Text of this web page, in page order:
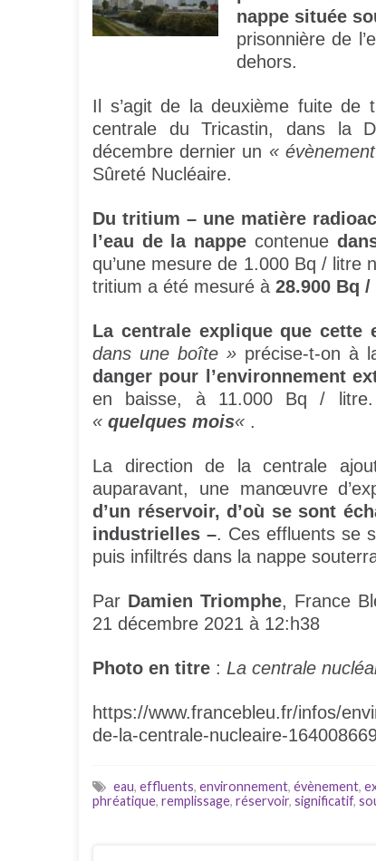
nappe située
prisonnière de
dehors.
Il s’agit de la deuxième fuite de
centrale du Tricastin, dans la
décembre dernier un «
Sûreté Nucléaire.
Du tritium – une matière
l’eau de la nappe contenue
qu’une mesure de 1.000 Bq / litre
tritium a été mesuré à 28.900 Bq
La centrale explique que cette
dans une boîte »précise-t-on à
danger pour l’environnement
en baisse, à 11.000 Bq / litre.
« quelques mois« .
La direction de la centrale
auparavant, une manœuvre
d’un réservoir, d’où se sont
industrielles –. Ces effluents se
puis infiltrés dans la nappe
Par Damien Triomphe, France
21 décembre 2021 à 12:h38
Photo en titre : La centrale
https://www.francebleu.fr/infos/
de-la-centrale-nucleaire-
eau, effluents, environnement, évènement,
phréatique, remplissage, réservoir, significatif,